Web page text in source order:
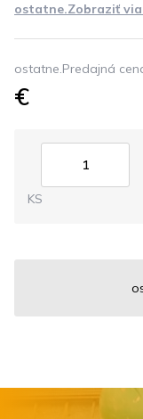
ostatne.Zobraziť
ostatne.Predajná
€
KS